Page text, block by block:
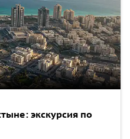
экскурсия по